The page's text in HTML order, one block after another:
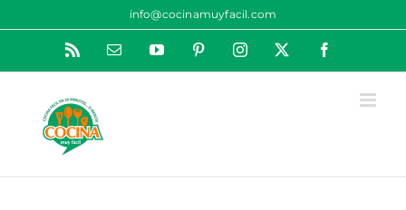
contenido
info@cocinamuyfacil.com
Rss
CorreoYouTubePinterestInstagram